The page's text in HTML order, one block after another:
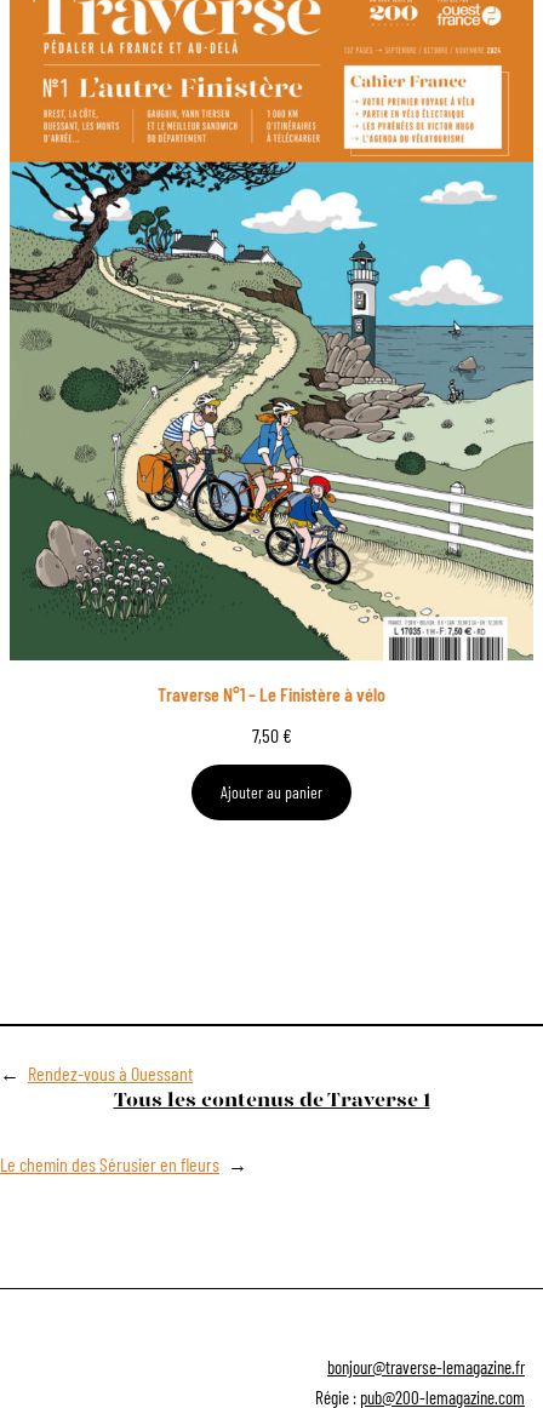
Traverse N°1 – Le Finistère à vélo
7,50 €
Ajouter au panier
← Rendez-vous à Ouessant
Tous les contenus de Traverse 1
Le chemin des Sérusier en fleurs →
bonjour@traverse-lemagazine.fr
Régie : pub@200-lemagazine.com